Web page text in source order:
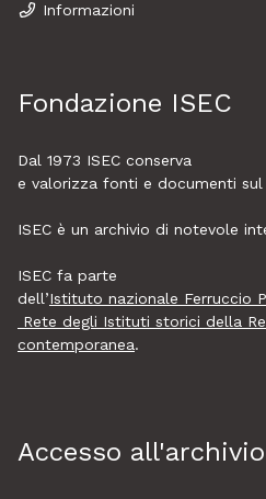
Informazioni
Fondazione ISEC
Dal 1973 ISEC conserva
e valorizza fonti e documenti
ISEC è un archivio di notevole
ISEC fa parte
dell’Istituto nazionale Ferruccio
Rete degli Istituti storici della
contemporanea.
Accesso all'archivio